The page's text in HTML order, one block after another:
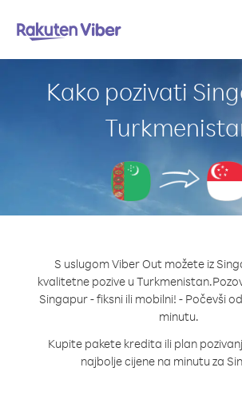
Kako pozivati
S uslugom Viber Out možete iz
kvalitetne pozive u Turkmenistan.
Singapur - fiksni ili mobilni! - Počevši
minutu.
Kupite pakete kredita ili plan
najbolje cijene na minutu za